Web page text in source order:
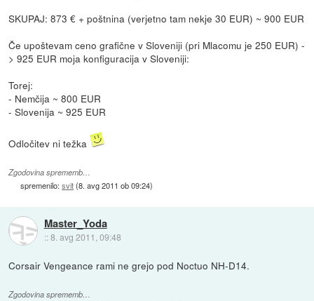
SKUPAJ: 873 € + poštnina (verjetno tam nekje 30 EUR) ~ 900 EUR
Če upoštevam ceno grafične v Sloveniji (pri Mlacomu je 250 EUR) -
> 925 EUR moja konfiguracija v Sloveniji:
Torej:
- Nemčija ~ 800 EUR
- Slovenija ~ 925 EUR
Odločitev ni težka
Zgodovina sprememb…
spremenilo:svit(8. avg 2011 ob 09:24)
Master_Yoda
::8. avg 2011, 09:48
Corsair Vengeance rami ne grejo pod Noctuo NH-D14.
Zgodovina sprememb…